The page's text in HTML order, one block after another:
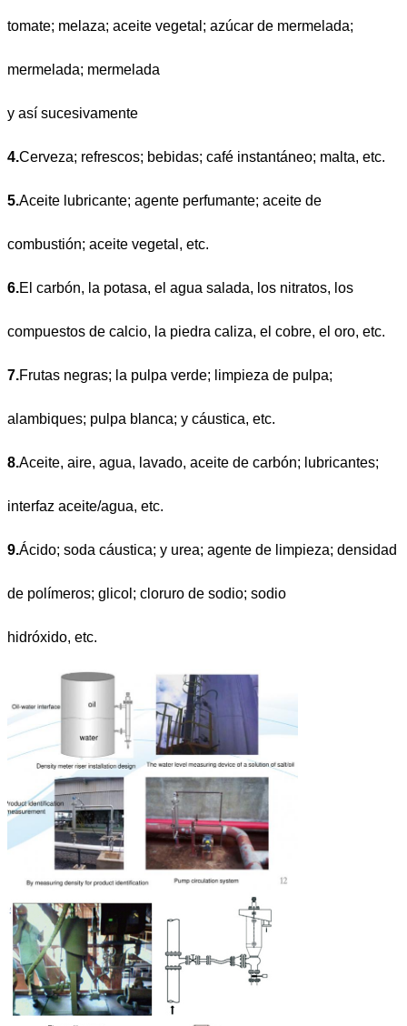
tomate; melaza; aceite vegetal; azúcar de mermelada;
mermelada; mermelada
y así sucesivamente
4.Cerveza; refrescos; bebidas; café instantáneo; malta, etc.
5.Aceite lubricante; agente perfumante; aceite de
combustión; aceite vegetal, etc.
6.El carbón, la potasa, el agua salada, los nitratos, los
compuestos de calcio, la piedra caliza, el cobre, el oro, etc.
7.Frutas negras; la pulpa verde; limpieza de pulpa;
alambiques; pulpa blanca; y cáustica, etc.
8.Aceite, aire, agua, lavado, aceite de carbón; lubricantes;
interfaz aceite/agua, etc.
9.Ácido; soda cáustica; y urea; agente de limpieza; densidad
de polímeros; glicol; cloruro de sodio; sodio
hidróxido, etc.